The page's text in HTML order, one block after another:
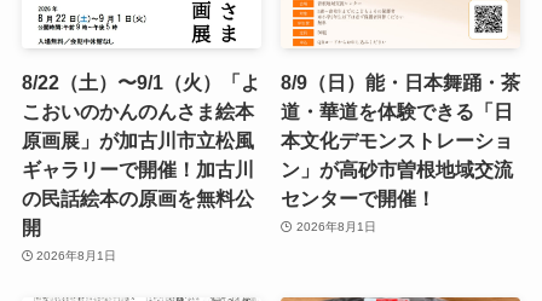
8/22（土）〜9/1（火）「よ
こおいのかんのんさま絵本
原画展」が加古川市立松風
ギャラリーで開催！加古川
の民話絵本の原画を無料公
開
2026年8月1日
8/9（日）能・日本舞踊・茶
道・華道を体験できる「日
本文化デモンストレーショ
ン」が高砂市曽根地域交流
センターで開催！
2026年8月1日